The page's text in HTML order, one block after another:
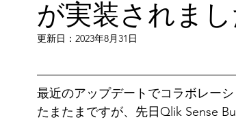
Qlik Automateが実装されまし
更新日： 2023年8月31日
最近のアップデートでコラボレー
たまたまですが、先日Qlik Sense